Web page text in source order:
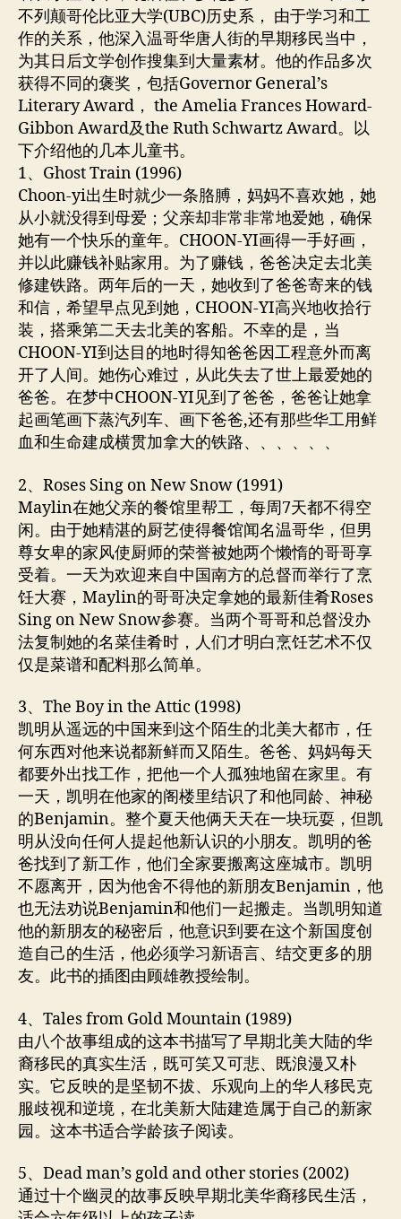
不列颠哥伦比亚大学(UBC)历史系， 由于学习和工
作的关系，他深入温哥华唐人街的早期移民当中，
为其日后文学创作搜集到大量素材。他的作品多次
获得不同的褒奖，包括Governor General’s
Literary Award， the Amelia Frances Howard-
Gibbon Award及the Ruth Schwartz Award。以
下介绍他的几本儿童书。
1、Ghost Train (1996)
Choon-yi出生时就少一条胳膊，妈妈不喜欢她，她
从小就没得到母爱；父亲却非常非常地爱她，确保
她有一个快乐的童年。CHOON-YI画得一手好画，
并以此赚钱补贴家用。为了赚钱，爸爸决定去北美
修建铁路。两年后的一天，她收到了爸爸寄来的钱
和信，希望早点见到她，CHOON-YI高兴地收拾行
装，搭乘第二天去北美的客船。不幸的是，当
CHOON-YI到达目的地时得知爸爸因工程意外而离
开了人间。她伤心难过，从此失去了世上最爱她的
爸爸。在梦中CHOON-YI见到了爸爸，爸爸让她拿
起画笔画下蒸汽列车、画下爸爸,还有那些华工用鲜
血和生命建成横贯加拿大的铁路、、、、、、
2、Roses Sing on New Snow (1991)
Maylin在她父亲的餐馆里帮工，每周7天都不得空
闲。由于她精湛的厨艺使得餐馆闻名温哥华，但男
尊女卑的家风使厨师的荣誉被她两个懒惰的哥哥享
受着。一天为欢迎来自中国南方的总督而举行了烹
饪大赛，Maylin的哥哥决定拿她的最新佳肴Roses
Sing on New Snow参赛。当两个哥哥和总督没办
法复制她的名菜佳肴时，人们才明白烹饪艺术不仅
仅是菜谱和配料那么简单。
3、The Boy in the Attic (1998)
凯明从遥远的中国来到这个陌生的北美大都市，任
何东西对他来说都新鲜而又陌生。爸爸、妈妈每天
都要外出找工作，把他一个人孤独地留在家里。有
一天，凯明在他家的阁楼里结识了和他同龄、神秘
的Benjamin。整个夏天他俩天天在一块玩耍，但凯
明从没向任何人提起他新认识的小朋友。凯明的爸
爸找到了新工作，他们全家要搬离这座城市。凯明
不愿离开，因为他舍不得他的新朋友Benjamin，他
也无法劝说Benjamin和他们一起搬走。当凯明知道
他的新朋友的秘密后，他意识到要在这个新国度创
造自己的生活，他必须学习新语言、结交更多的朋
友。此书的插图由顾雄教授绘制。
4、Tales from Gold Mountain (1989)
由八个故事组成的这本书描写了早期北美大陆的华
裔移民的真实生活，既可笑又可悲、既浪漫又朴
实。它反映的是坚韧不拔、乐观向上的华人移民克
服歧视和逆境，在北美新大陆建造属于自己的新家
园。这本书适合学龄孩子阅读。
5、Dead man’s gold and other stories (2002)
通过十个幽灵的故事反映早期北美华裔移民生活，